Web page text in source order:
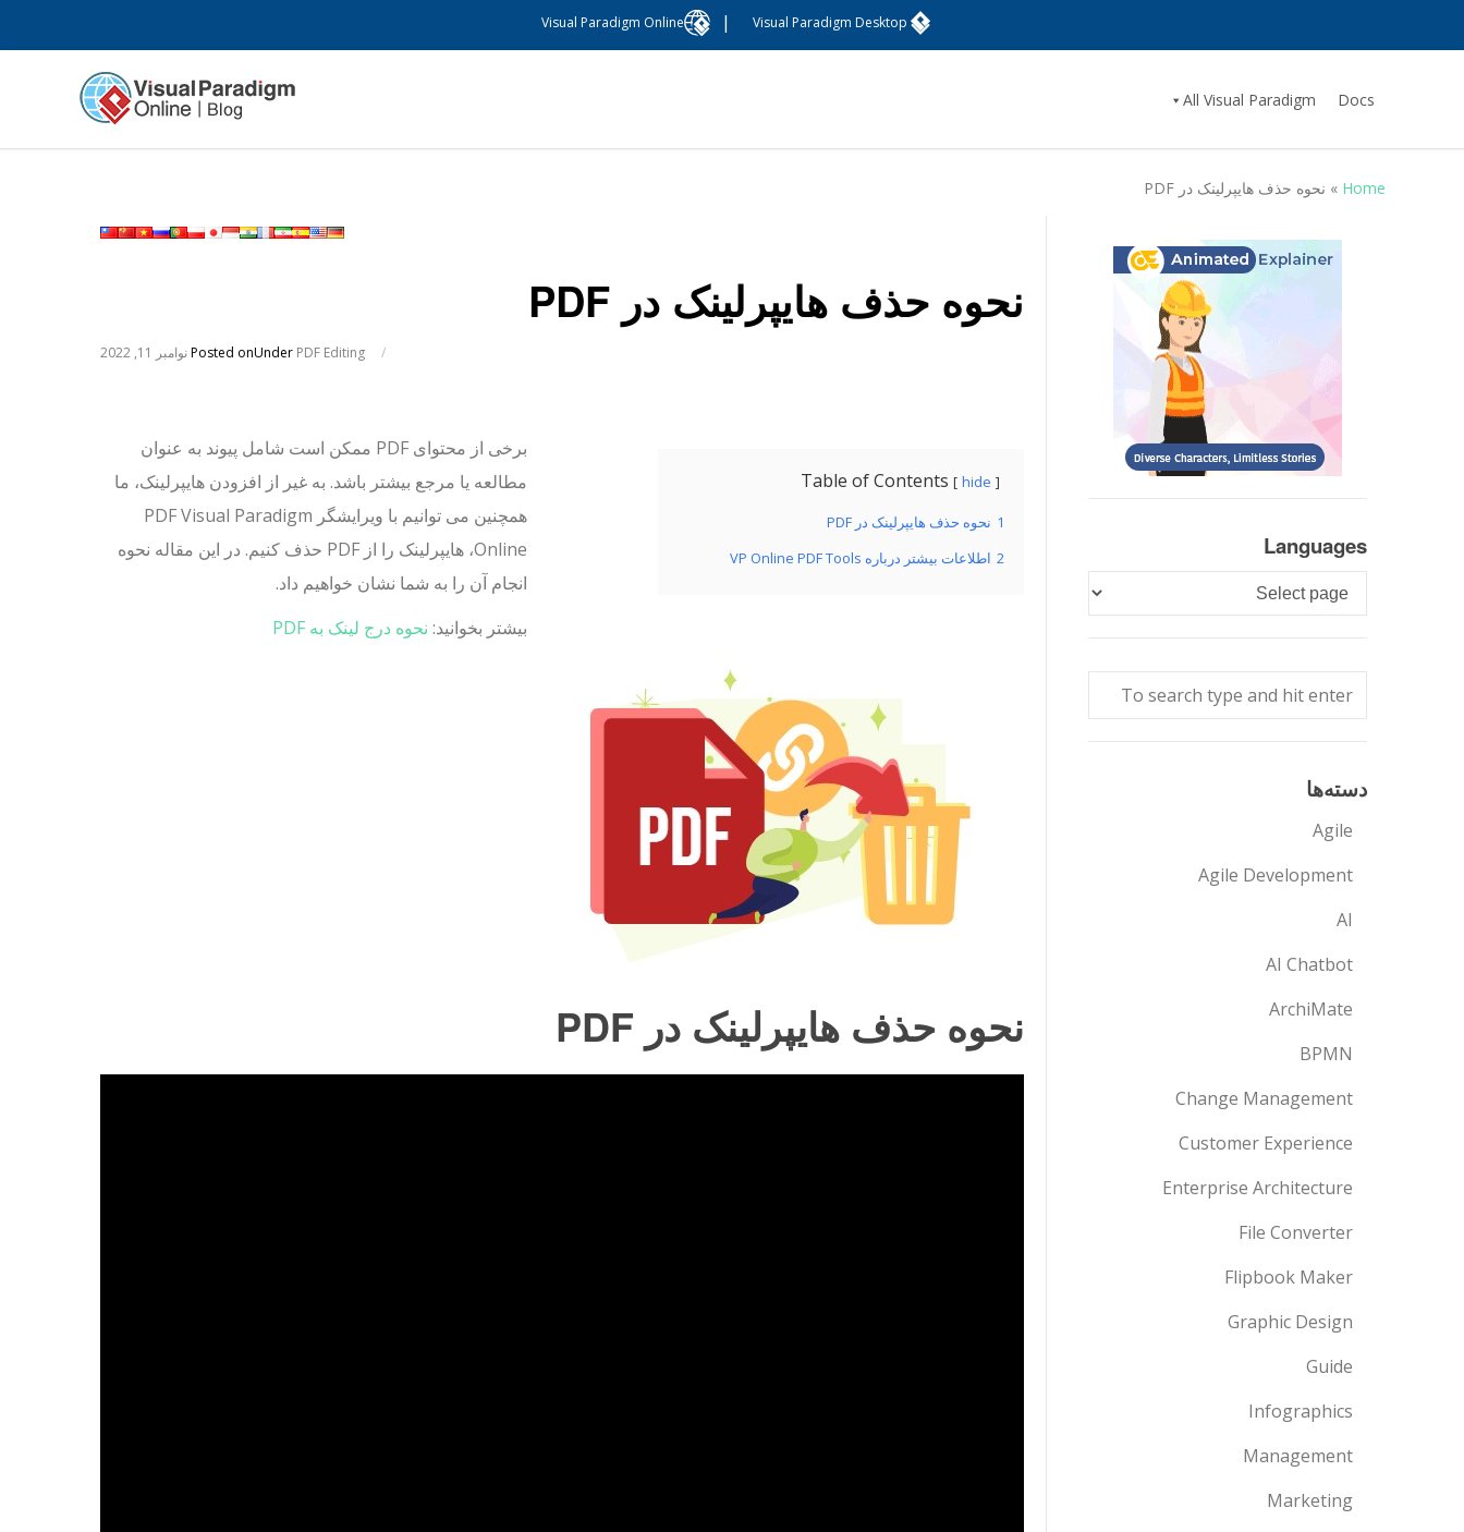
Visual Paradigm Desktop
|
Visual Paradigm Online
Docs
All Visual Paradigm
Home
» نحوه حذف هایپرلینک در PDF
نحوه حذف هایپرلینک در PDF
Posted onنوامبر 11, 2022 /
Under PDF Editing
Table of Contents hide
1 نحوه حذف هایپرلینک در PDF
2 اطلاعات بیشتر درباره VP Online PDF Tools
برخی از محتوای PDF ممکن است شامل پیوند به عنوان
مطالعه یا مرجع بیشتر باشد. به غیر از افزودن هایپرلینک، ما
همچنین می توانیم با ویرایشگر PDF Visual Paradigm
Online، هایپرلینک را از PDF حذف کنیم. در این مقاله نحوه
انجام آن را به شما نشان خواهیم داد.
بیشتر بخوانید: نحوه درج لینک به PDF
نحوه حذف هایپرلینک در PDF
Languages
Languages
دسته‌ها
Agile
Agile Development
AI
AI Chatbot
ArchiMate
BPMN
Change Management
Customer Experience
Enterprise Architecture
File Converter
Flipbook Maker
Graphic Design
Guide
Infographics
Management
Marketing